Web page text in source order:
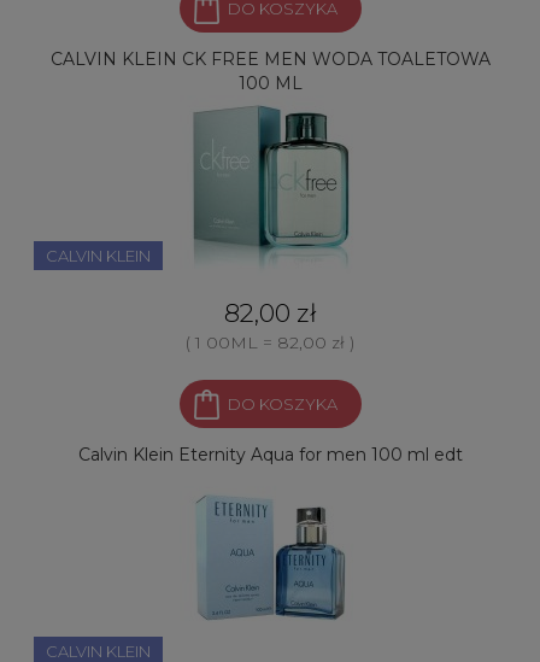
DO KOSZYKA
CALVIN KLEIN CK FREE MEN WODA TOALETOWA
100 ML
CALVIN KLEIN
82,00 zł
( 1 00ML = 82,00 zł )
DO KOSZYKA
Calvin Klein Eternity Aqua for men 100 ml edt
CALVIN KLEIN